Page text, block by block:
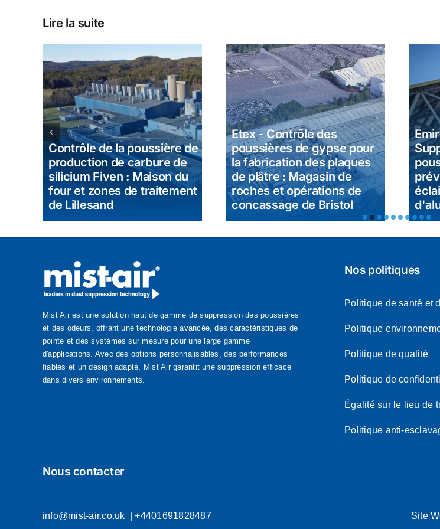
Lire la suite
Contrôle de la poussière de
production de carbure de
silicium Fiven : Maison du
four et zones de traitement
de Lillesand
Etex - Contrôle des
poussières de gypse pour
la fabrication des plaques
de plâtre : Magasin de
roches et opérations de
concassage de Bristol
Mist Air est une solution haut de gamme de suppression des poussières
et des odeurs, offrant une technologie avancée, des caractéristiques de
pointe et des systèmes sur mesure pour une large gamme
d'applications. Avec des options personnalisables, des performances
fiables et un design adapté, Mist Air garantit une suppression efficace
dans divers environnements.
Nos politiques
Politique de santé et
Politique
Politique de qualité
Politique de
Égalité sur le lieu de
Politique anti-
Nous contacter
info@mist-air.co.uk |+4401691828487 Site